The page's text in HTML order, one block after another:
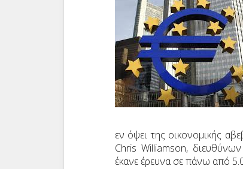
εν όψει της οικονομικής
Chris Williamson,
έκανε έρευνα σε πάνω από